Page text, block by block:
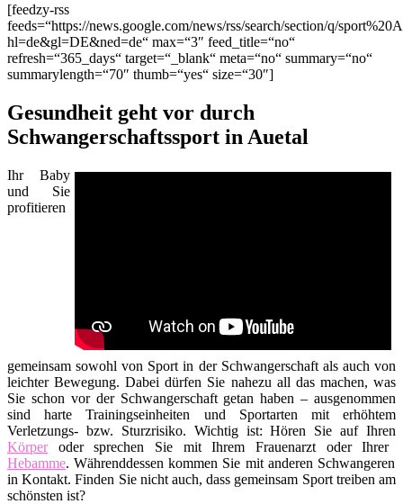
[feedzy-rss
feeds=“https://news.google.com/news/rss/search/section/q/
hl=de&gl=DE&ned=de“ max=“3″ feed_title=“no“
refresh=“365_days“ target=“_blank“ meta=“no“ summary=“no“
summarylength=“70″ thumb=“yes“ size=“30″]
Gesundheit geht vor durch
Schwangerschaftssport in Auetal
Ihr Baby
und Sie
profitieren
gemeinsam sowohl von Sport in der Schwangerschaft als auch von
leichter Bewegung. Dabei dürfen Sie nahezu all das machen, was
Sie schon vor der Schwangerschaft getan haben – ausgenommen
sind harte Trainingseinheiten und Sportarten mit erhöhtem
Verletzungs- bzw. Sturzrisiko. Wichtig ist: Hören Sie auf Ihren
Körperoder sprechen Sie mit Ihrem Frauenarzt oder Ihrer
Hebamme. Währenddessen kommen Sie mit anderen Schwangeren
in Kontakt. Finden Sie nicht auch, dass gemeinsam Sport treiben am
schönsten ist?